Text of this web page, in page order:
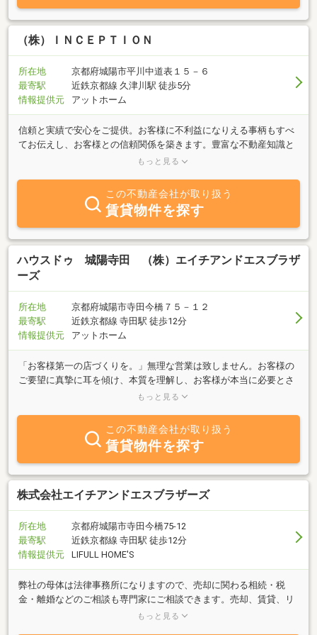
（株）ＩＮＣＥＰＴＩＯＮ
所在地
京都府城陽市平川中道表１５－６
最寄駅
近鉄京都線 久津川駅 徒歩5分
情報提供元
アットホーム
信頼と実績で安心をご提供。お客様に不利益になりえる事柄もすべ
てお伝えし、お客様との信頼関係を築きます。豊富な不動産知識と
経験で居住・事業用問わず賃貸・売買・管理など幅広く業務を行っ
ったり現管理会社とのご不満ある家主様、借りたい・買いたい・売
りたい、相続にお困りのかたぜひ一度ご相談ください。また新築戸
建・リフォームもしております。事前予約にて案内やご相談も24時
間ご対応いたします。まずはお気軽にお問合せください。
もっと見る
この不動産会社が取り扱う
賃貸物件を探す
ハウスドゥ 城陽寺田 （株）エイチアンドエスブラザ
ーズ
所在地
京都府城陽市寺田今橋７５－１２
最寄駅
近鉄京都線 寺田駅 徒歩12分
情報提供元
アットホーム
「お客様第一の店づくりを。」無理な営業は致しません。お客様の
ご要望に真摯に耳を傾け、本質を理解し、お客様が本当に必要とさ
れている情報をより迅速に、より豊富に、より的確にご提供できる
るどんな些細なことでも相談にのってもらえる、 ワクワクしながら
お家を探せる、そんなお店づくりを心掛けています。
もっと見る
この不動産会社が取り扱う
賃貸物件を探す
株式会社エイチアンドエスブラザーズ
所在地
京都府城陽市寺田今橋75-12
最寄駅
近鉄京都線 寺田駅 徒歩12分
情報提供元
LIFULL HOME'S
弊社の母体は法律事務所になりますので、売却に関わる相続・税
金・離婚などのご相談も専門家にご相談できます。売却、賃貸、リ
ースバックなどお客様に合わせた方法をご提案させていただきま
もっと見る